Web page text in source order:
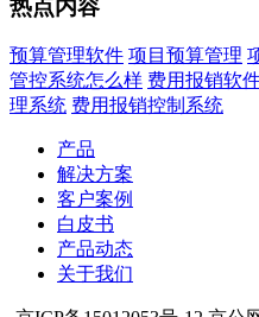
热点内容
预算管理软件 项目预算管理
管控系统怎么样 费用报销软
理系统 费用报销控制系统
产品
解决方案
客户案例
白皮书
产品动态
关于我们